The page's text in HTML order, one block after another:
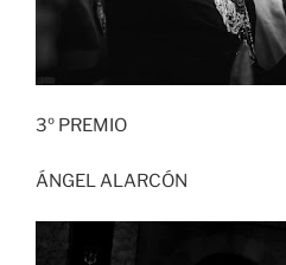
3º PREMIO
ÁNGEL ALARCÓN